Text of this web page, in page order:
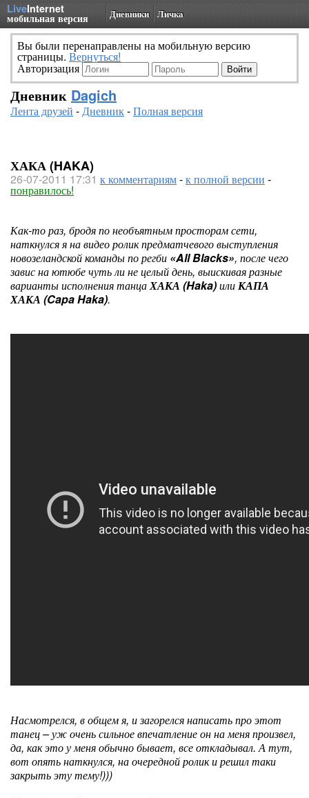
LiveInternet
мобильная версия Дневники Личка
Вы были перенаправлены на мобильную версию
страницы. Вернуться!
Авторизация
Дневник Dagich
Лента друзей -Дневник-Полная версия
ХАКА (HAKA)
26-07-2011 17:31 к комментариям-к полной версии -
понравилось!
Как-то раз, бродя по необъятным просторам сети,
наткнулся я на видео ролик предматчевого выступления
новозеландской команды по регби «All Blacks», после чего
завис на ютюбе чуть ли не целый день, выискивая разные
варианты исполнения танцаХАКА (Haka)илиКАПА
ХАКА (Capa Haka).
Насмотрелся, в общем я, и загорелся написать про этот
танец – уж очень сильное впечатление он на меня произвел,
да, как это у меня обычно бывает, все откладывал. А тут,
вот опять наткнулся, на очередной ролик и решил таки
закрыть эту тему!)))